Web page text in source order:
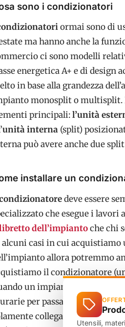
sono i condizionatori
ormai sono di
ma hanno anche la
ci sono modelli
energetica A+ e di design
in base alla grandezza
monosplit o multisplit.
principali:l’unità
unità interna (split)
può avere anche due
installare un
deve essere
che esegue i lavori
dell’impiantoche chi
casi in cui acquistiamo
allora potremmo
il condizionatore
un impianto è già
per passare i fili elettrici
collegare l’unità
Utensili,